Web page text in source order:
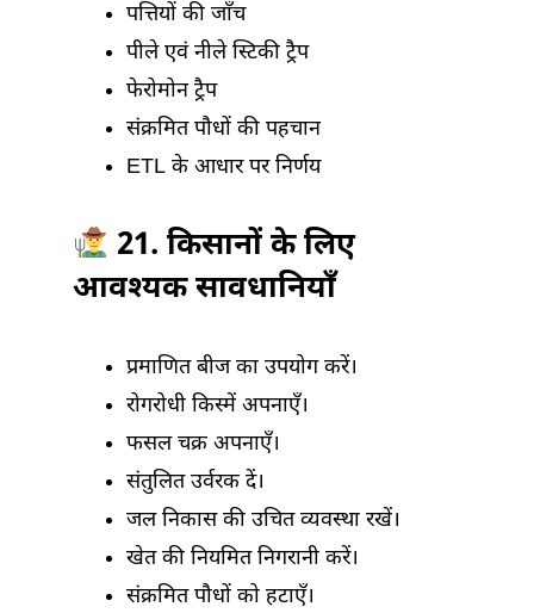
पत्तियों की जाँच
पीले एवं नीले स्टिकी ट्रैप
फेरोमोन ट्रैप
संक्रमित पौधों की पहचान
ETL के आधार पर निर्णय
21. किसानों के लिए
आवश्यक सावधानियाँ
प्रमाणित बीज का उपयोग करें।
रोगरोधी किस्में अपनाएँ।
फसल चक्र अपनाएँ।
संतुलित उर्वरक दें।
जल निकास की उचित व्यवस्था रखें।
खेत की नियमित निगरानी करें।
संक्रमित पौधों को हटाएँ।